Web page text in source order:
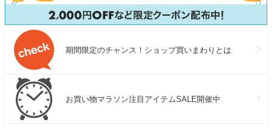
期間限定のチャンス！ショップ買いまわりとは
お買い物マラソン注目アイテムSALE開催中